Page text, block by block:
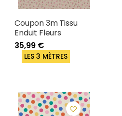
Coupon 3m Tissu
Enduit Fleurs
35,99 €
LES 3 MÈTRES